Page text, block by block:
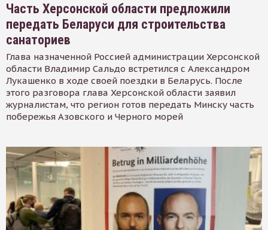
Часть Херсонской области предложили
передать Беларуси для строительства
санаториев
Глава назначенной Россией администрации Херсонской
области Владимир Сальдо встретился с Александром
Лукашенко в ходе своей поездки в Беларусь. После
этого разговора глава Херсонской области заявил
журналистам, что регион готов передать Минску часть
побережья Азовского и Черного морей